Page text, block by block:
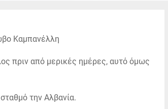
πριν από μερικές ημέρες, αυτό όμως
την Αλβανία.